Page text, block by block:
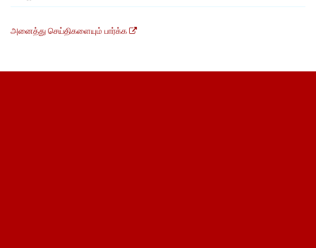
அனைத்து செய்திகளையும் பார்க்க